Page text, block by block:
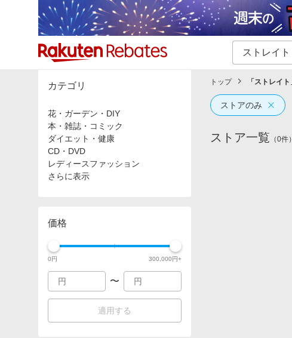
カテゴリー一覧 イベント一覧
カテゴリ
花・ガーデン・DIY
本・雑誌・コミック
ダイエット・健康
CD・DVD
レディースファッション
さらに表示
価格
0円 300,000円+
〜
適用する
トップ 「 ストレイト
ストアのみ
ストア一覧 （0件）